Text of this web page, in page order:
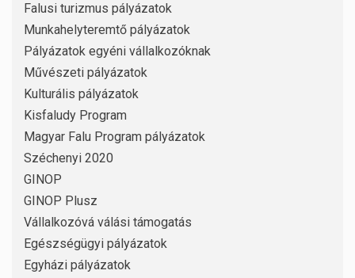
Falusi turizmus pályázatok
Munkahelyteremtő pályázatok
Pályázatok egyéni vállalkozóknak
Művészeti pályázatok
Kulturális pályázatok
Kisfaludy Program
Magyar Falu Program pályázatok
Széchenyi 2020
GINOP
GINOP Plusz
Vállalkozóvá válási támogatás
Egészségügyi pályázatok
Egyházi pályázatok